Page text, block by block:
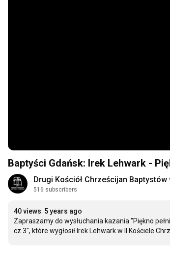
Baptyści Gdańsk: Irek Lehwark -
Drugi Kościół Chrześcijan Baptystów
516 subscribers
40 views 5 years ago
Zapraszamy do wysłuchania kazania "Piękno
cz.3", które wygłosił Irek Lehwark w II Kościele